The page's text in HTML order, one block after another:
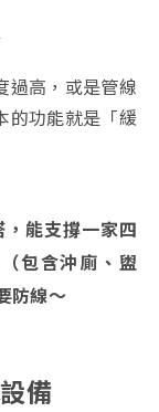
過高，或是管線
的功能就是「緩
能支撐一家四
包含沖廁、盥
防線～
備